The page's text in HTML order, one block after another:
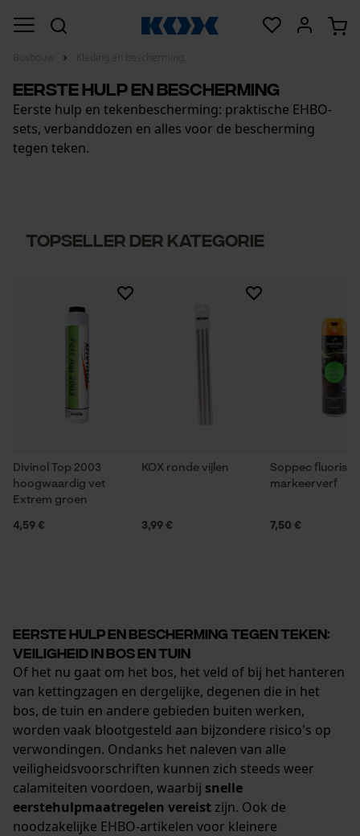
Eerste hulp en bescherming
Eerste hulp en tekenbescherming: praktische EHBO-
sets, verbanddozen en alles voor de bescherming
tegen teken.
Topseller der Kategorie
Divinol Top 2003
hoogwaardig vet
Extrem groen
4,59 €
KOX ronde vijlen
3,99 €
Soppec
markeerverf
7,50 €
Eerste hulp en bescherming tegen teken:
veiligheid in bos en tuin
Of het nu gaat om het bos, het veld of bij het hanteren
van kettingzagen en dergelijke, degenen die in het
bos, de tuin en andere gebieden buiten werken,
worden vaak blootgesteld aan bijzondere risico's op
verwondingen. Ondanks het naleven van alle
veiligheidsvoorschriften kunnen zich steeds weer
calamiteiten voordoen, waarbij snelle
eerstehulpmaatregelen vereistzijn. Ook de
noodzakelijke EHBO-artikelen voor kleinere